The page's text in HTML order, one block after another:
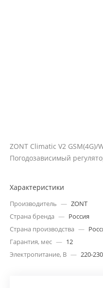
ZONT Climatic V2 GSM(4G)/
Погодозависимый
Характеристики
Производитель — ZONT
Страна бренда — Россия
Страна производства —
Гарантия, мес — 12
Электропитание, В — 220-230